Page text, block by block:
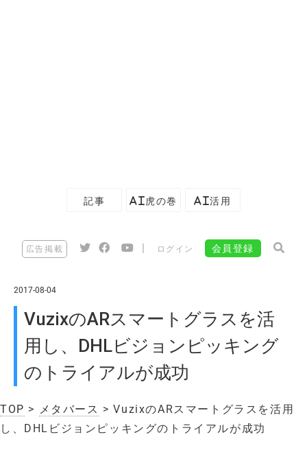
記事 AI虎の巻 AI活用
広告掲載 ログイン 会員登録
2017-08-04
VuzixのARスマートグラスを活
用し、DHLビジョンピッキング
のトライアルが成功
TOP > メタバース > VuzixのARスマートグラスを活用
し、DHLビジョンピッキングのトライアルが成功